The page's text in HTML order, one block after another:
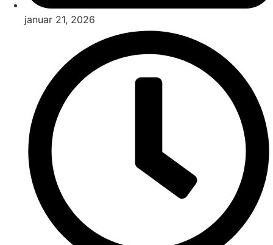
januar 21, 2026